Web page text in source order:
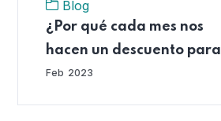
Blog
¿Por qué cada mes nos
hacen un descuento para
cotizar a las AFP?
Feb 2023